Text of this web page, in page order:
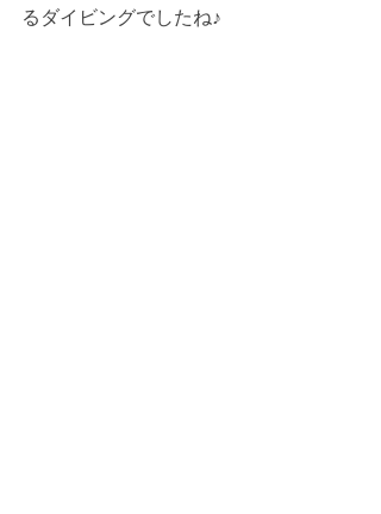
るダイビングでしたね♪